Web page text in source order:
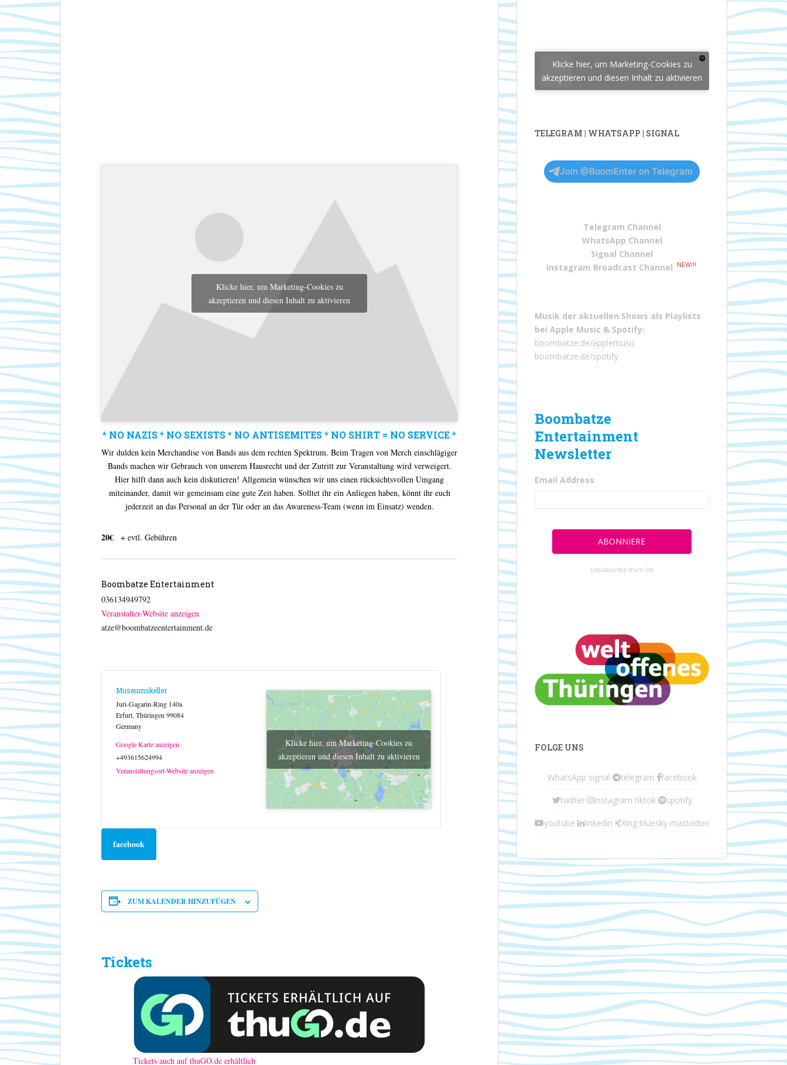
Klicke hier, um Marketing-Cookies zu
akzeptieren und diesen Inhalt zu aktivieren
* NO NAZIS * NO SEXISTS * NO ANTISEMITES * NO SHIRT = NO SERVICE *
Wir dulden kein Merchandise von Bands aus dem rechten Spektrum. Beim Tragen von Merch einschlägiger
Bands machen wir Gebrauch von unserem Hausrecht und der Zutritt zur Veranstaltung wird verweigert.
Hier hilft dann auch kein diskutieren! Allgemein wünschen wir uns einen rücksichtsvollen Umgang
miteinander, damit wir gemeinsam eine gute Zeit haben. Solltet ihr ein Anliegen haben, könnt ihr euch
jederzeit an das Personal an der Tür oder an das Awareness-Team (wenn im Einsatz) wenden.
20€ + evtl. Gebühren
Boombatze Entertainment
036134949792
Veranstalter-Website anzeigen
atze@boombatzeentertainment.de
Museumskeller
Juri-Gagarin-Ring 140a
Erfurt, Thüringen 99084
Germany
Google Karte anzeigen
+493615624994
Veranstaltungsort-Website anzeigen
Klicke hier, um Marketing-Cookies zu
akzeptieren und diesen Inhalt zu aktivieren
facebook
ZUM KALENDER HINZUFÜGEN
Tickets
Tickets auch auf thuGO.de erhältlich
Klicke hier, um Marketing-Cookies zu
akzeptieren und diesen Inhalt zu aktivieren
TELEGRAM | WHATSAPP | SIGNAL
Join @BoomEnter on Telegram
Telegram Channel
WhatsApp Channel
Signal Channel
Instagram Broadcast Channel
NEW!!!
Musik der aktuellen Shows als Playlists
bei Apple Music & Spotify:
boombatze.de/applemusic
boombatze.de/spotify
Boombatze
Entertainment
Newsletter
Email Address
unsubscribe from list
FOLGE UNS
WhatsApp signal telegram facebook
twitter instagram tiktok spotify
youtube linkedin Xing bluesky mastodon